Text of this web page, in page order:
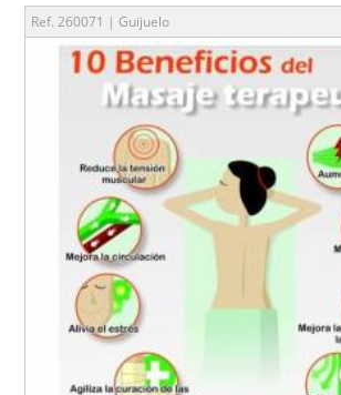
Ref. 260071 | Guijuelo